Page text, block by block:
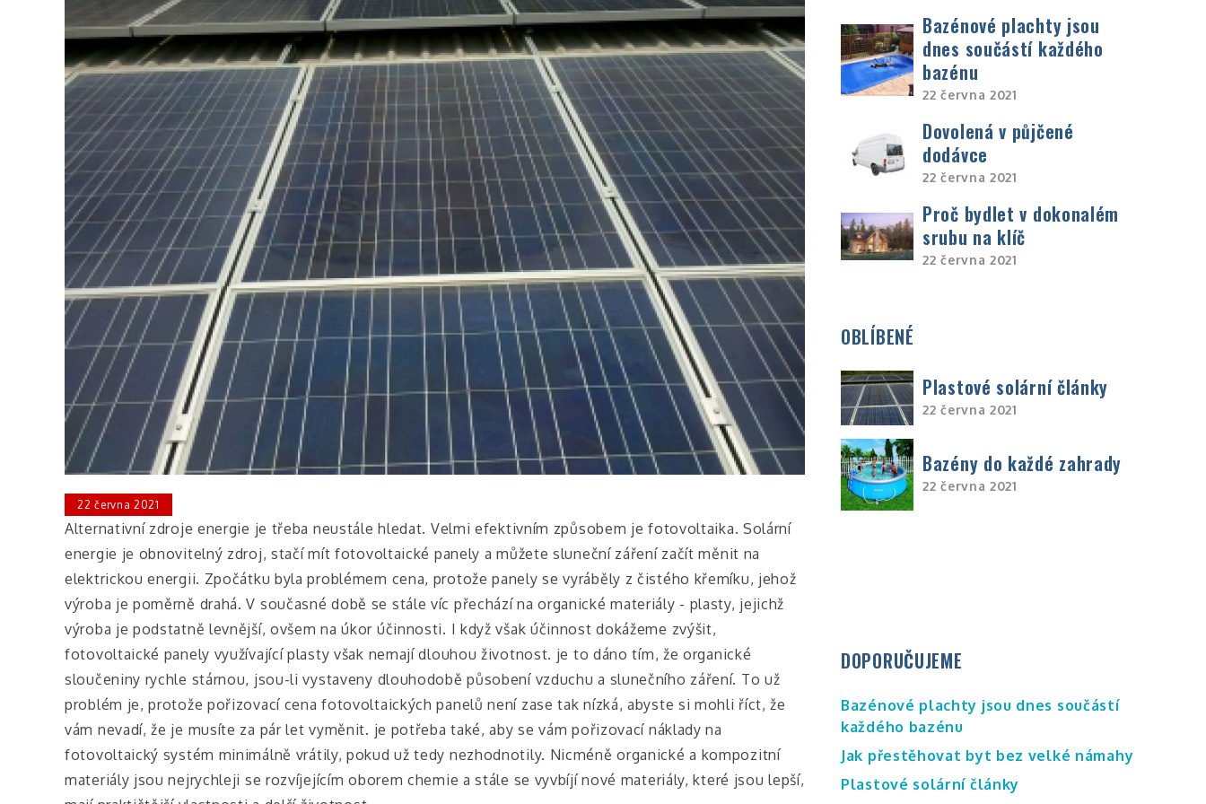
22 června 2021
Alternativní zdroje energie je třeba neustále hledat. Velmi efektivním způsobem je fotovoltaika. Solární
energie je obnovitelný zdroj, stačí mít fotovoltaické panely a můžete sluneční záření začít měnit na
elektrickou energii. Zpočátku byla problémem cena, protože panely se vyráběly z čistého křemíku, jehož
výroba je poměrně drahá. V současné době se stále víc přechází na organické materiály - plasty, jejichž
výroba je podstatně levnější, ovšem na úkor účinnosti. I když však účinnost dokážeme zvýšit,
fotovoltaické panely využívající plasty však nemají dlouhou životnost. je to dáno tím, že organické
sloučeniny rychle stárnou, jsou-li vystaveny dlouhodobě působení vzduchu a slunečního záření. To už
problém je, protože pořizovací cena fotovoltaických panelů není zase tak nízká, abyste si mohli říct, že
vám nevadí, že je musíte za pár let vyměnit. je potřeba také, aby se vám pořizovací náklady na
fotovoltaický systém minimálně vrátily, pokud už tedy nezhodnotily. Nicméně organické a kompozitní
materiály jsou nejrychleji se rozvíjejícím oborem chemie a stále se vyvbíjí nové materiály, které jsou lepší,
Bazénové plachty jsou
dnes součástí každého
bazénu
22 června 2021
Dovolená v půjčené
dodávce
22 června 2021
Proč bydlet v dokonalém
srubu na klíč
22 června 2021
OBLÍBENÉ
Plastové solární články
22 června 2021
Bazény do každé zahrady
22 června 2021
DOPORUČUJEME
Bazénové plachty jsou dnes součástí
každého bazénu
Jak přestěhovat byt bez velké námahy
Plastové solární články